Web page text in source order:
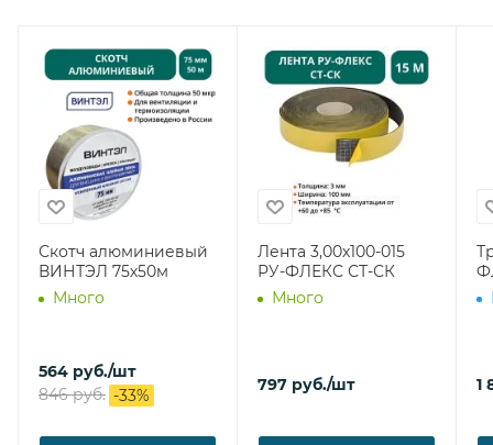
Скотч алюминиевый
ВИНТЭЛ 75х50м
Много
564 руб./шт
846руб. -33%
Лента 3,00х100-015
РУ-ФЛЕКС СТ-СК
Много
797 руб./шт 1